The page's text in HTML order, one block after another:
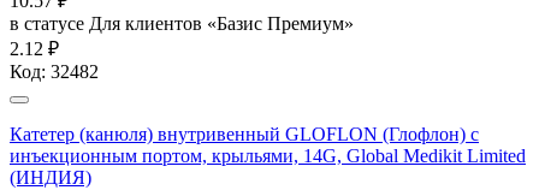
в статусе Для клиентов «Базис Премиум»
2.12 ₽
Код: 32482
Катетер (канюля) внутривенный GLOFLON (Глофлон) с
инъекционным портом, крыльями, 14G, Global Medikit Limited
(ИНДИЯ)